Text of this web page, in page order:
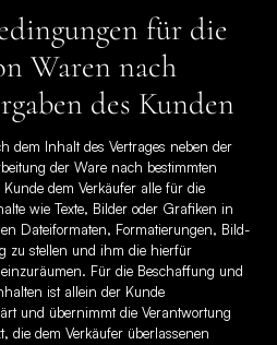
für die
Waren nach
des Kunden
dem Inhalt des Vertrages neben der
der Ware nach bestimmten
dem Verkäufer alle für die
wie Texte, Bilder oder Grafiken in
Dateiformaten, Formatierungen, Bild-
zu stellen und ihm die hierfür
Für die Beschaffung und
ist allein der Kunde
und übernimmt die Verantwortung
die dem Verkäufer überlassenen